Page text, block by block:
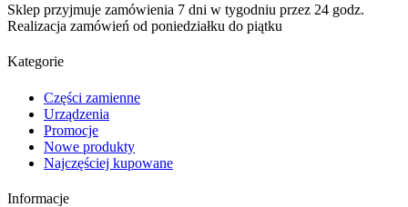
Sklep przyjmuje zamówienia 7 dni w tygodniu przez 24 godz.
Realizacja zamówień od poniedziałku do piątku
Kategorie
Części zamienne
Urządzenia
Promocje
Nowe produkty
Najczęściej kupowane
Informacje